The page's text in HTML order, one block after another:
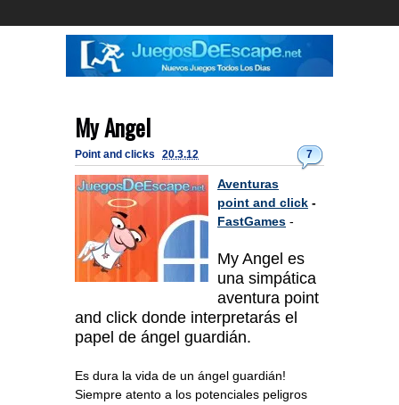
My Angel
7
Point and clicks 20.3.12
Aventuras
point and click -
FastGames -
My Angel es
una simpática
aventura point
and click donde interpretarás el
papel de ángel guardián.
Es dura la vida de un ángel guardián!
Siempre atento a los potenciales peligros